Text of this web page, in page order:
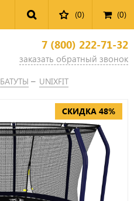
(0) (0)
7 (800) 222-71-32
заказать обратный звонок
БАТУТЫ UNIXFIT
СКИДКА 48%